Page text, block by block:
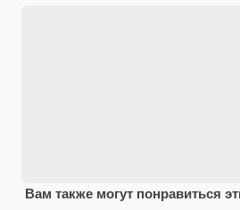
Вам также могут понравиться